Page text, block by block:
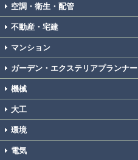
空調・衛生・配管
不動産・宅建
マンション
ガーデン・エクステリアプランナー
機械
大工
環境
電気